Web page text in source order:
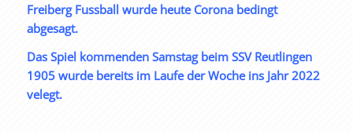
Freiberg Fussball wurde heute Corona bedingt
abgesagt.
Das Spiel kommenden Samstag beim SSV Reutlingen
1905 wurde bereits im Laufe der Woche ins Jahr 2022
velegt.